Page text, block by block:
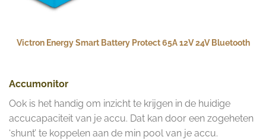
Victron Energy Smart Battery Protect 65A 12V 24V Bluetooth
Accumonitor
Ook is het handig om inzicht te krijgen in de huidige
accucapaciteit van je accu. Dat kan door een zogeheten
‘shunt’ te koppelen aan de min pool van je accu.